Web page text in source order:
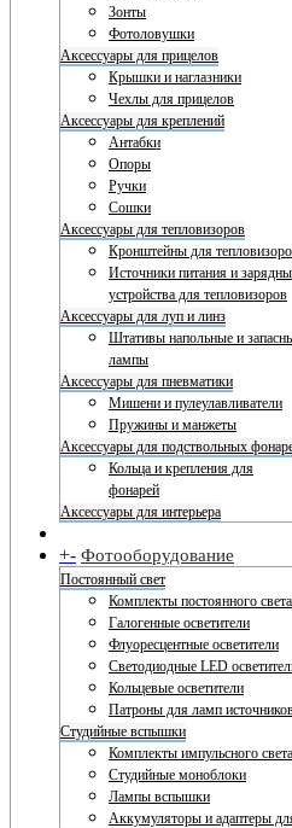
Зонты
Фотоловушки
Аксессуары для прицелов
Крышки и наглазники
Чехлы для прицелов
Аксессуары для креплений
Антабки
Опоры
Ручки
Сошки
Аксессуары для тепловизоров
Кронштейны для
Источники питания и
устройства для тепловизоров
Аксессуары для луп и линз
Штативы напольные и
лампы
Аксессуары для пневматики
Мишени и пулеулавливатели
Пружины и манжеты
Аксессуары для подствольных
Кольца и крепления для
фонарей
Аксессуары для интерьера
+- Фотооборудование
Постоянный свет
Комплекты постоянного света
Галогенные осветители
Флуоресцентные осветители
Светодиодные LED
Кольцевые осветители
Патроны для ламп
Студийные вспышки
Комплекты импульсного света
Студийные моноблоки
Лампы вспышки
Аккумуляторы и адаптеры